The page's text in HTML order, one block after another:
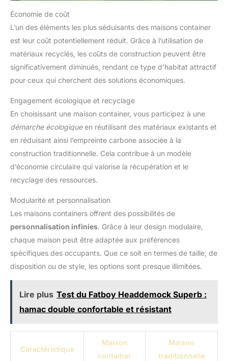
Économie de coût
L’un des éléments les plus séduisants des maisons container
est leur coût potentiellement réduit. Grâce à l’utilisation de
matériaux recyclés, les coûts de construction peuvent être
significativement diminués, rendant ce type d’habitat attractif
pour ceux qui cherchent des solutions économiques.
Engagement écologique et recyclage
En choisissant une maison container, vous participez à une
démarche écologiqueen réutilisant des matériaux existants et
en réduisant ainsi l’empreinte carbone associée à la
construction traditionnelle. Cela contribue à un modèle
d’économie circulaire qui valorise la récupération et le
recyclage des ressources.
Modularité et personnalisation
Les maisons containers offrent des possibilités de
personnalisation infinies. Grâce à leur design modulaire,
chaque maison peut être adaptée aux préférences
spécifiques des occupants. Que ce soit en termes de taille, de
disposition ou de style, les options sont presque illimitées.
Lire plus Test du Fatboy Headdemock Superb :
hamac double confortable et résistant
Caractéristique
Maison
container
Maison
traditionnelle